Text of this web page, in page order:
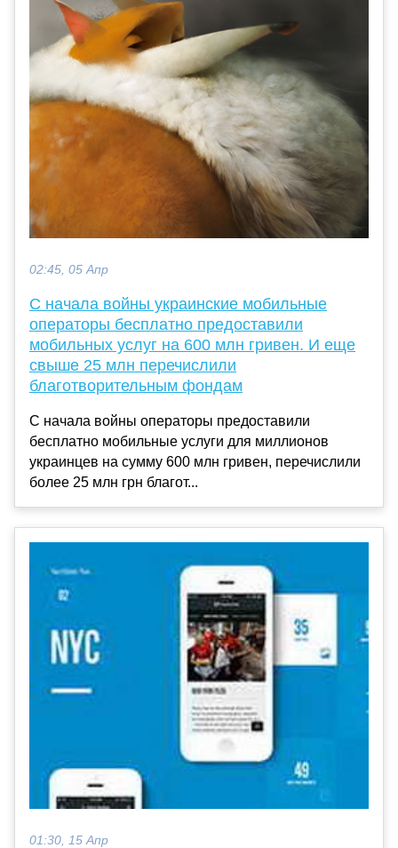
02:45, 05 Апр
C начала войны украинские мобильные
операторы бесплатно предоставили
мобильных услуг на 600 млн гривен. И еще
свыше 25 млн перечислили
благотворительным фондам
С начала войны операторы предоставили
бесплатно мобильные услуги для миллионов
украинцев на сумму 600 млн гривен, перечислили
более 25 млн грн благот...
01:30, 15 Апр